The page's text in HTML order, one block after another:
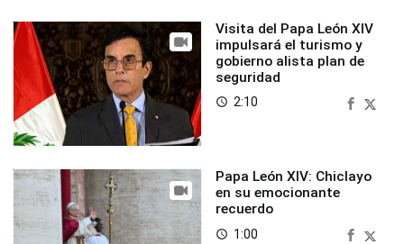
Visita del Papa León XIV
impulsará el turismo y
gobierno alista plan de
seguridad
access_time 2:10
Papa León XIV: Chiclayo
en su emocionante
recuerdo
access_time 1:00